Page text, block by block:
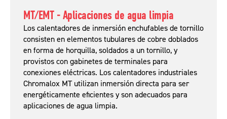
MT/EMT - Aplicaciones de agua limpia
Los calentadores de inmersión enchufables de tornillo
consisten en elementos tubulares de cobre doblados
en forma de horquilla, soldados a un tornillo, y
provistos con gabinetes de terminales para
conexiones eléctricas. Los calentadores industriales
Chromalox MT utilizan inmersión directa para ser
energéticamente eficientes y son adecuados para
aplicaciones de agua limpia.